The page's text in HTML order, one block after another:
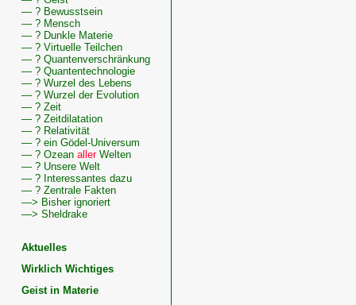
— ? Bewusstsein
— ? Mensch
— ? Dunkle Materie
— ? Virtuelle Teilchen
— ? Quantenverschränkung
— ? Quantentechnologie
— ? Wurzel des Lebens
— ? Wurzel der Evolution
— ? Zeit
— ? Zeitdilatation
— ? Relativität
— ? ein Gödel-Universum
— ? Ozean allerWelten
— ? Unsere Welt
— ? Interessantes dazu
— ? Zentrale Fakten
—> Bisher ignoriert
—> Sheldrake
Aktuelles
Wirklich Wichtiges
Geist in Materie